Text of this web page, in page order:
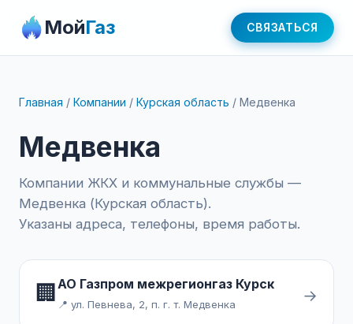
МойГаз СВЯЗАТЬСЯ
Главная / Компании / Курская область / Медвенка
Медвенка
Компании ЖКХ и коммунальные службы —
Медвенка (Курская область).
Указаны адреса, телефоны, время работы.
🏢 АО Газпром межрегионгаз Курск
📍 ул. Певнева, 2, п. г. т. Медвенка →